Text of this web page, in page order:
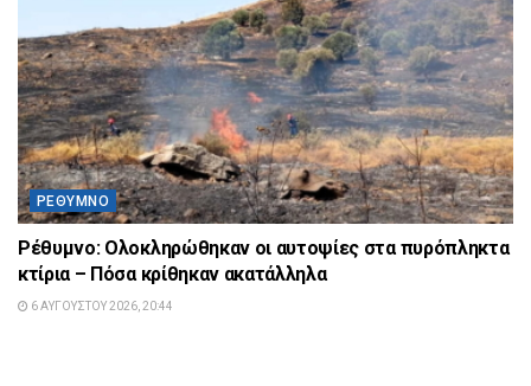
ΡΈΘΥΜΝΟ
Ρέθυμνο: Ολοκληρώθηκαν οι αυτοψίες στα πυρόπληκτα
κτίρια – Πόσα κρίθηκαν ακατάλληλα
6 ΑΥΓΟΎΣΤΟΥ 2026, 20:44